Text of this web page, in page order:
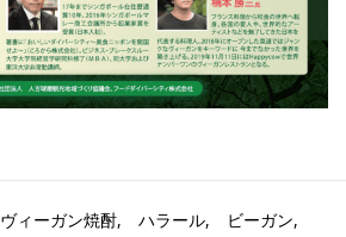
ヴィーガン焼酎, ハラール, ビーガン,